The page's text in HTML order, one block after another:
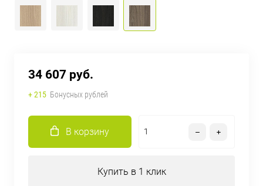
34 607 руб.
+ 215 Бонусных рублей
В корзину
Купить в 1 клик